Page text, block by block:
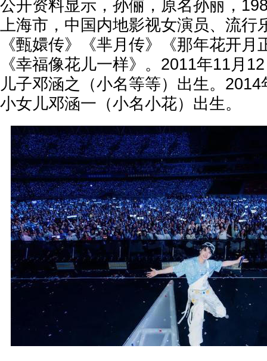
公开资料显示，孙俪，原名孙丽，
上海市，中国内地影视女演员、流行
《甄嬛传》《芈月传》《那年花开月
《幸福像花儿一样》。2011年11月
儿子邓涵之（小名等等）出生。
小女儿邓涵一（小名小花）出生。